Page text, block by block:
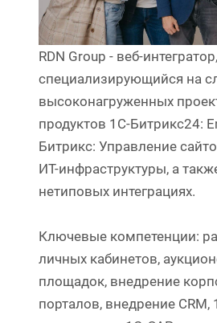
RDN Group - веб-интегратор,
специализирующийся на
высоконагруженных
продуктов 1С-Битрикс24:
Битрикс: Управление
ИТ-инфраструктуры, а
нетиповых интеграциях.
Ключевые компетенции:
личных кабинетов,
площадок, внедрение
порталов, внедрение CRM,